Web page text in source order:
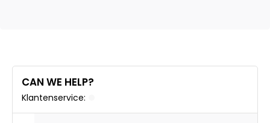
CAN WE HELP?
Klantenservice: